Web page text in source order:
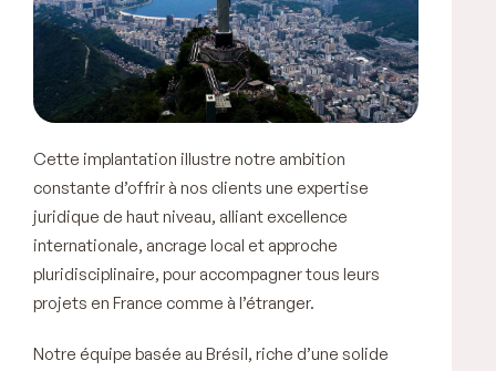
Cette implantation illustre notre ambition
constante d’offrir à nos clients une expertise
juridique de haut niveau, alliant excellence
internationale, ancrage local et approche
pluridisciplinaire, pour accompagner tous leurs
projets en France comme à l’étranger.
Notre équipe basée au Brésil, riche d’une solide